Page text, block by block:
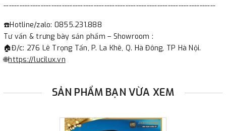
--------------------------------------------------------------------------------
☎️Hotline/zalo: 0855.231.888
Tư vấn & trưng bày sản phẩm – Showroom :
🏠Đ/c: 276 Lê Trọng Tấn, P. La Khê, Q. Hà Đông, TP Hà Nội.
🌐https://lucilux.vn
SẢN PHẨM BẠN VỪA XEM